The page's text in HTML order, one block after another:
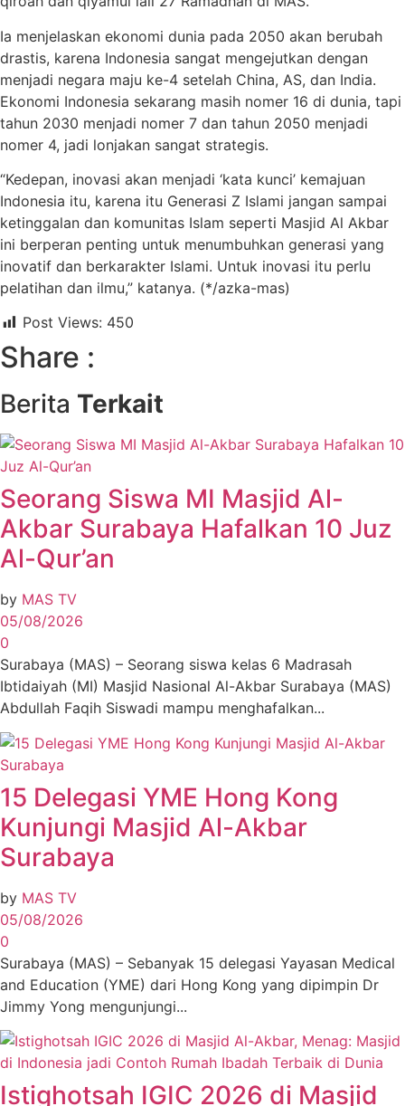
Ia menjelaskan ekonomi dunia pada 2050 akan berubah
drastis, karena Indonesia sangat mengejutkan dengan
menjadi negara maju ke-4 setelah China, AS, dan India.
Ekonomi Indonesia sekarang masih nomer 16 di dunia, tapi
tahun 2030 menjadi nomer 7 dan tahun 2050 menjadi
nomer 4, jadi lonjakan sangat strategis.
“Kedepan, inovasi akan menjadi ‘kata kunci’ kemajuan
Indonesia itu, karena itu Generasi Z Islami jangan sampai
ketinggalan dan komunitas Islam seperti Masjid Al Akbar
ini berperan penting untuk menumbuhkan generasi yang
inovatif dan berkarakter Islami. Untuk inovasi itu perlu
pelatihan dan ilmu,” katanya. (*/azka-mas)
Post Views: 450
Share :
Berita Terkait
Seorang Siswa MI Masjid Al-
Akbar Surabaya Hafalkan 10 Juz
Al-Qur’an
by MAS TV
05/08/2026
0
Surabaya (MAS) – Seorang siswa kelas 6 Madrasah
Ibtidaiyah (MI) Masjid Nasional Al-Akbar Surabaya (MAS)
Abdullah Faqih Siswadi mampu menghafalkan...
15 Delegasi YME Hong Kong
Kunjungi Masjid Al-Akbar
Surabaya
by MAS TV
05/08/2026
0
Surabaya (MAS) – Sebanyak 15 delegasi Yayasan Medical
and Education (YME) dari Hong Kong yang dipimpin Dr
Jimmy Yong mengunjungi...
Istighotsah IGIC 2026 di Masjid